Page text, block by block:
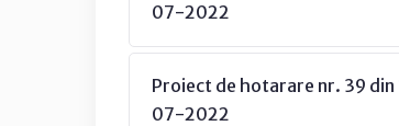
07-2022
Proiect de hotarare nr. 39 din
07-2022